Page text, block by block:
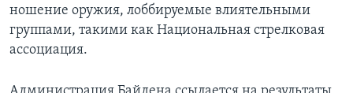
ношение оружия, лоббируемые влиятельными
группами, такими как Национальная стрелковая
ассоциация.